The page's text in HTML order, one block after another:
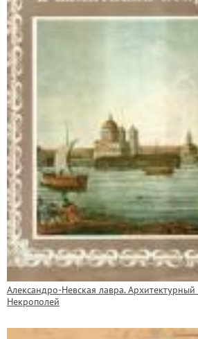
Александро-Невская лавра.
Некрополей